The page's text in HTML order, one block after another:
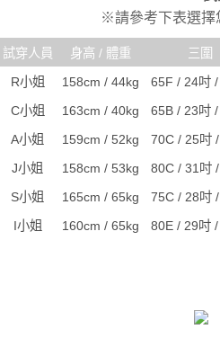
※請參考下表選擇
試穿人員 身高 / 體重 三圍
R小姐
158cm / 44kg 65F / 24吋
C小姐
163cm / 40kg 65B / 23吋
A小姐
159cm / 52kg 70C / 25吋
J小姐
158cm / 53kg 80C / 31吋
S小姐
165cm / 65kg 75C / 28吋
I小姐
160cm / 65kg 80E / 29吋